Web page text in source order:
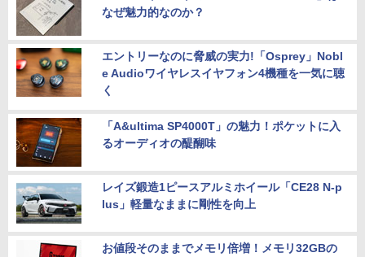
なぜ魅力的なのか？
エントリーなのに脅威の実力!「Osprey」Nobl
e Audioワイヤレスイヤフォン4機種を一気に聴
く
「A&ultima SP4000T」の魅力！ポケットに入
るオーディオの醍醐味
レイズ鍛造1ピースアルミホイール「CE28 N-p
lus」軽量なままに剛性を向上
お値段そのままでメモリ倍増！メモリ32GBの